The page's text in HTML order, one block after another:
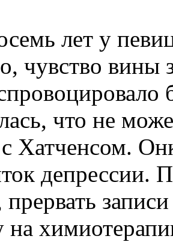
лет у
чувство вины
что не
с Хатченсом.
депрессии.
прервать
на